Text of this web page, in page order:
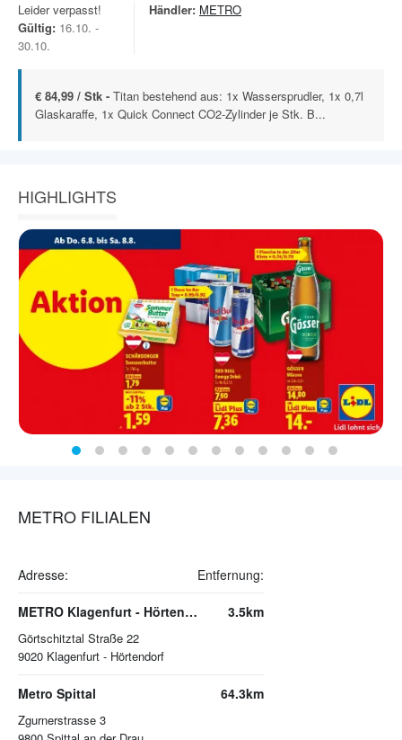
Leider verpasst!
Gültig: 16.10. -
30.10.
Händler: METRO
€ 84,99 / Stk - Titan bestehend aus: 1x Wassersprudler, 1x 0,7l
Glaskaraffe, 1x Quick Connect CO2-Zylinder je Stk. B...
HIGHLIGHTS
METRO FILIALEN
Adresse: Entfernung:
METRO Klagenfurt - Hörtendorf
Görtschitztal Straße 22
9020 Klagenfurt - Hörtendorf
3.5km
Metro Spittal
Zgurnerstrasse 3
64.3km